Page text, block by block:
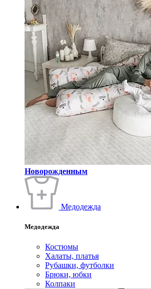
Новорожденным
Медодежда
Медодежда
Костюмы
Халаты, платья
Рубашки, футболки
Брюки, юбки
Колпаки